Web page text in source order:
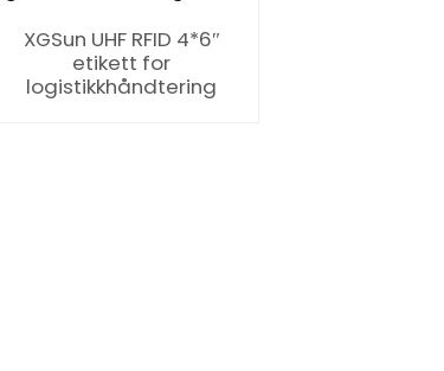
XGSun UHF RFID 4*6″
etikett for
logistikkhåndtering